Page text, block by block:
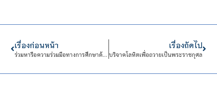
เรื่องก่อนหน้า
ร่วมหารือความร่วมมือทางการศึกษาด้านวิชาการ การพัฒนาภาษาอังกฤษในการทำงานของนักศึกษา CDTI ประเภทวิชาช่างอุตสาหกรรม
เรื่องถัดไป
บริจาคโลหิตเพื่อถวายเป็นพระราชกุศล